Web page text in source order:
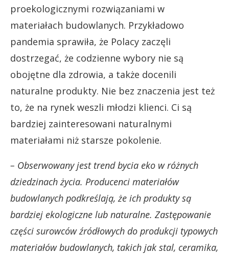
proekologicznymi rozwiązaniami w
materiałach budowlanych. Przykładowo
pandemia sprawiła, że Polacy zaczęli
dostrzegać, że codzienne wybory nie są
obojętne dla zdrowia, a także docenili
naturalne produkty. Nie bez znaczenia jest też
to, że na rynek weszli młodzi klienci. Ci są
bardziej zainteresowani naturalnymi
materiałami niż starsze pokolenie.
– Obserwowany jest trend bycia eko w różnych
dziedzinach życia. Producenci materiałów
budowlanych podkreślają, że ich produkty są
bardziej ekologiczne lub naturalne. Zastępowanie
części surowców źródłowych do produkcji typowych
materiałów budowlanych, takich jak stal, ceramika,